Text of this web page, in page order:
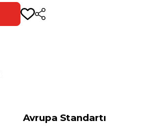
Paylaş
Avrupa Standartı